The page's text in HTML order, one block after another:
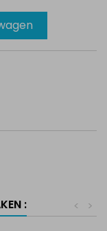
: >
<